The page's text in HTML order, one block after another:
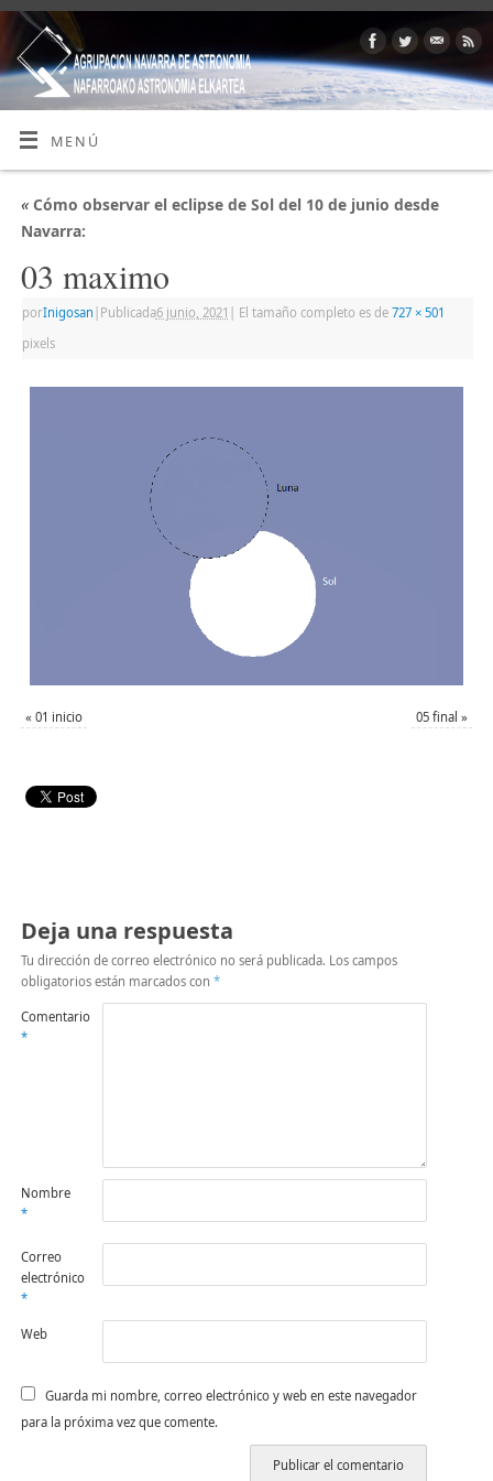
MENÚ
«Cómo observar el eclipse de Sol del 10 de junio desde
Navarra:
03 maximo
porInigosan Publicada6 junio, 2021 El tamaño completo es de 727 × 501
pixels
« 01 inicio 05 final »
Deja una respuesta
Tu dirección de correo electrónico no será publicada. Los campos
obligatorios están marcados con *
Comentario
*
Nombre
*
Correo
electrónico
*
Web
Guarda mi nombre, correo electrónico y web en este navegador
para la próxima vez que comente.